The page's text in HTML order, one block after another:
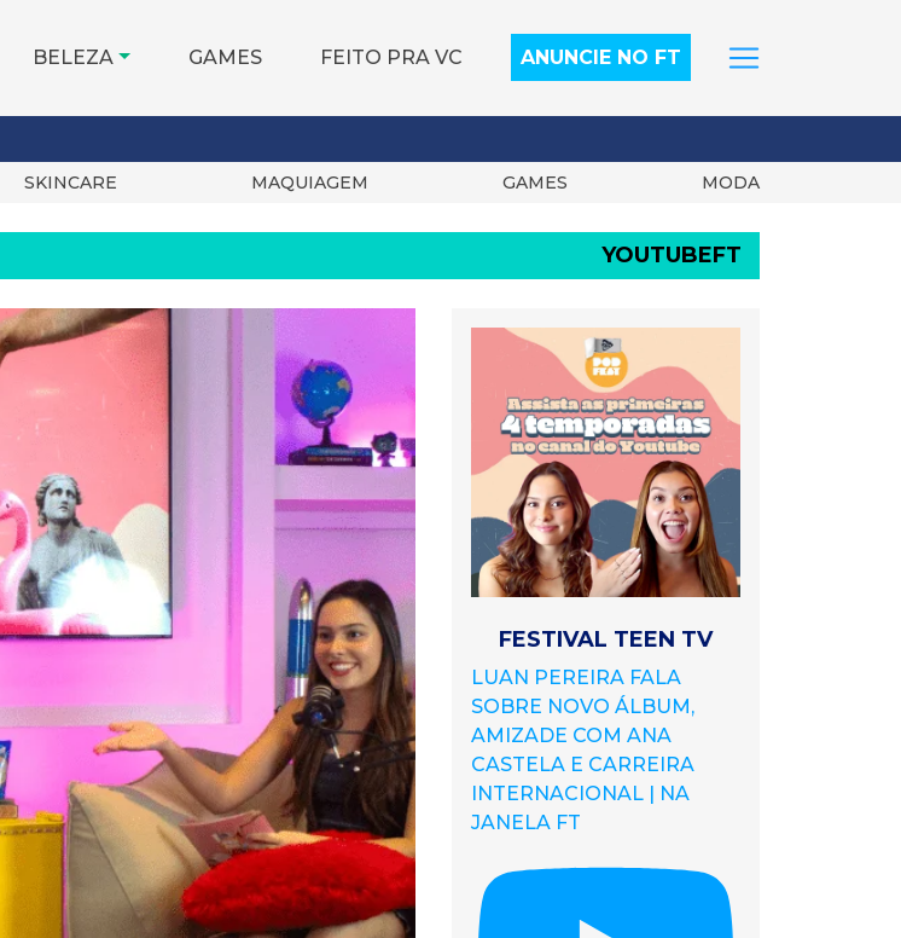
BELEZA GAMES FEITO PRA VC ANUNCIE NO FT
SKINCARE MAQUIAGEM GAMES MODA
YOUTUBEFT
FESTIVAL TEEN TV
LUAN PEREIRA FALA
SOBRE NOVO ÁLBUM,
AMIZADE COM ANA
CASTELA E CARREIRA
INTERNACIONAL | NA
JANELA FT